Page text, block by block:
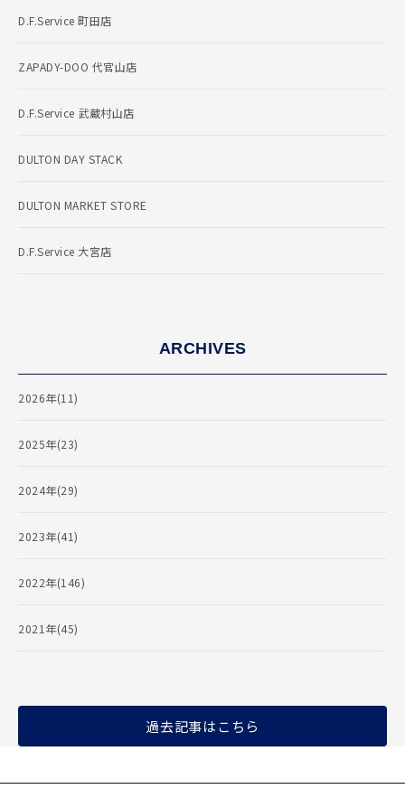
D.F.Service 町田店
ZAPADY-DOO 代官山店
D.F.Service 武蔵村山店
DULTON DAY STACK
DULTON MARKET STORE
D.F.Service 大宮店
ARCHIVES
2026年(11)
2025年(23)
2024年(29)
2023年(41)
2022年(146)
2021年(45)
過去記事はこちら